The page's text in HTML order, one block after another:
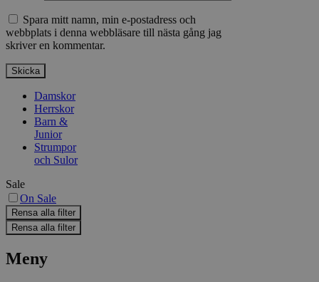
Spara mitt namn, min e-postadress och
webbplats i denna webbläsare till nästa gång jag
skriver en kommentar.
Damskor
Herrskor
Barn &
Junior
Strumpor
och Sulor
Sale
On Sale
Rensa alla filter
Rensa alla filter
Meny